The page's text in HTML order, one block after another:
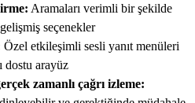
Aramaları verimli bir şekilde
seçenekler
Özel etkileşimli sesli yanıt menüleri
dostu arayüz
zamanlı çağrı izleme: